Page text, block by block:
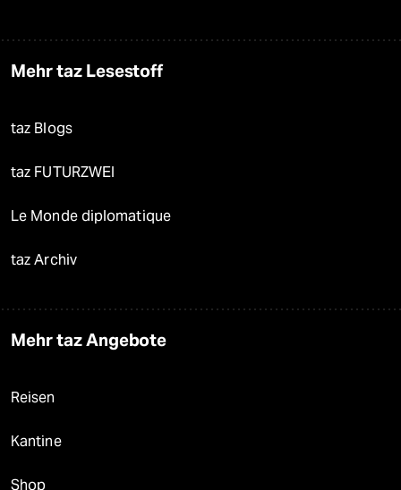
Mehr taz Lesestoff
taz Blogs
taz FUTURZWEI
Le Monde diplomatique
taz Archiv
Mehr taz Angebote
Reisen
Kantine
Shop